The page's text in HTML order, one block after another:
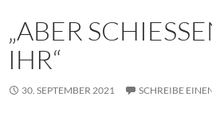
„ABER
IHR“
30. SEPTEMBER 2021 SCHREIBE